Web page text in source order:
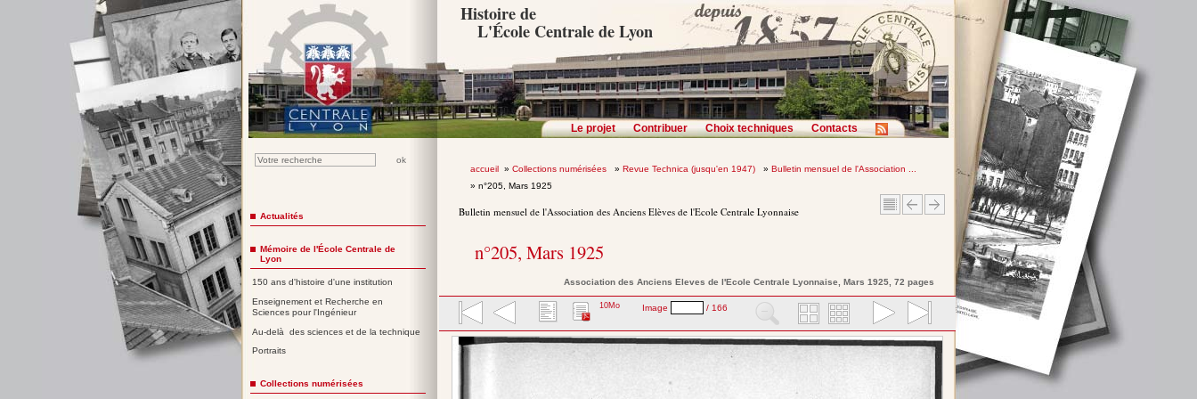
Histoire de
L'École Centrale de Lyon
Le projet Contribuer Choix techniques Contacts
accueil» Collections numérisées » Revue Technica (jusqu'en 1947) » Bulletin mensuel de l'Association ...
» n°205, Mars 1925
Bulletin mensuel de l'Association des Anciens Elèves de l'Ecole Centrale Lyonnaise
n°205, Mars 1925
Association des Anciens Eleves de l'Ecole Centrale Lyonnaise, Mars 1925, 72 pages
10Mo Image / 166
Actualités
Mémoire de l'École Centrale de
Lyon
150 ans d'histoire d'une institution
Enseignement et Recherche en
Sciences pour l'Ingénieur
Au-delà des sciences et de la technique
Portraits
Collections numérisées